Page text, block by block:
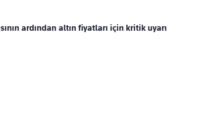
ardından altın fiyatları için kritik uyarı